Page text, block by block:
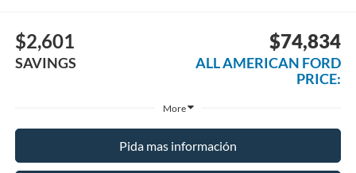
$2,601
SAVINGS
$74,834
ALL AMERICAN FORD
PRICE:
More
Pida mas información